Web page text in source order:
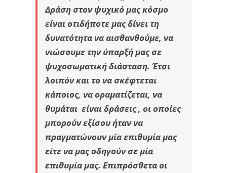
Δράση στον ψυχικό μας κόσμο
είναι οτιδήποτε μας δίνει τη
δυνατότητα να αισθανθούμε, να
νιώσουμε την ύπαρξή μας σε
ψυχοσωματική διάσταση. Έτσι
λοιπόν και το να σκέφτεται
κάποιος, να οραματίζεται, να
θυμάται είναι δράσεις , οι οποίες
μπορούν εξίσου ήταν να
πραγματώνουν μία επιθυμία μας
είτε να μας οδηγούν σε μία
επιθυμία μας. Επιπρόσθετα οι